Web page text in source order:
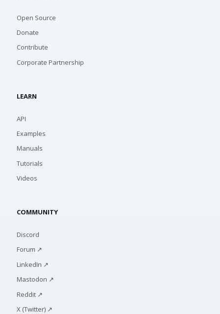
Open Source
Donate
Contribute
Corporate Partnership
LEARN
API
Examples
Manuals
Tutorials
Videos
COMMUNITY
Discord
Forum ↗
LinkedIn ↗
Mastodon ↗
Reddit ↗
X (Twitter) ↗